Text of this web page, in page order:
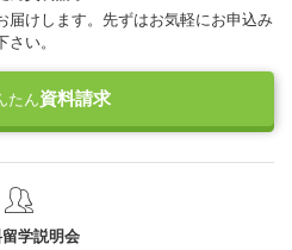
届けします。先ずはお気軽にお申込み
さい。
たん資料請求
学説明会